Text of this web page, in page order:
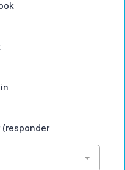
(responder